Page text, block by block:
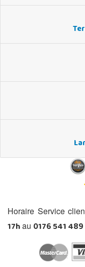
Horaire Service
17hau 0176 541 489